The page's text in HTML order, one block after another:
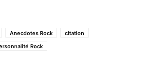
Anecdotes Rock
citation
Rock